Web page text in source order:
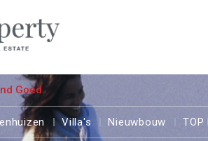
Goed
Villa's Nieuwbouw TOP